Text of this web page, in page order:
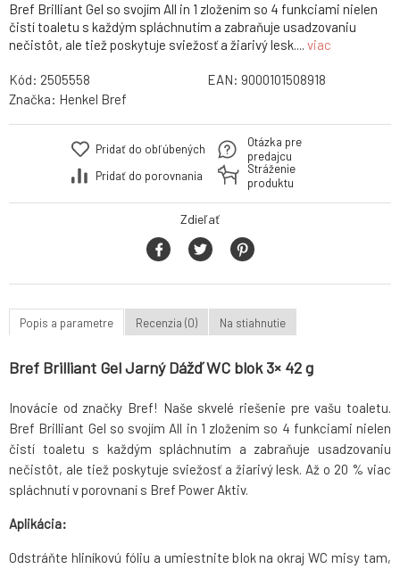
Bref Brilliant Gel so svojím All in 1 zložením so 4 funkciami nielen
čistí toaletu s každým spláchnutím a zabraňuje usadzovaniu
nečistôt, ale tiež poskytuje sviežosť a žiarivý lesk.... viac
Kód: 2505558 EAN: 9000101508918
Značka: Henkel Bref
Pridať do obľúbených
Pridať do porovnania
Otázka pre
predajcu
Stráženie
produktu
Zdieľať
Popis a parametre Recenzia (0) Na stiahnutie
Bref Brilliant Gel Jarný Dážď WC blok 3× 42 g
Inovácie od značky Bref! Naše skvelé riešenie pre vašu toaletu.
Bref Brilliant Gel so svojím All in 1 zložením so 4 funkciami nielen
čistí toaletu s každým spláchnutím a zabraňuje usadzovaniu
nečistôt, ale tiež poskytuje sviežosť a žiarivý lesk. Až o 20 % viac
spláchnutí v porovnaní s Bref Power Aktiv.
Aplikácia:
Odstráňte hliníkovú fóliu a umiestnite blok na okraj WC misy tam,